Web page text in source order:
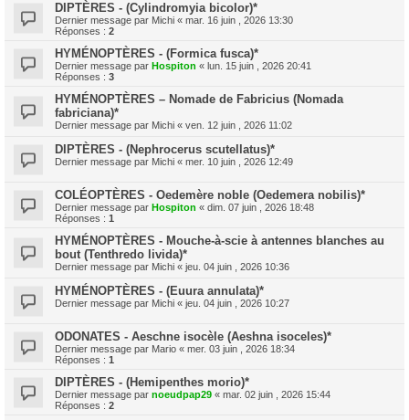
DIPTÈRES - (Cylindromyia bicolor)*
Dernier message par Michi « mar. 16 juin , 2026 13:30
Réponses : 2
HYMÉNOPTÈRES - (Formica fusca)*
Dernier message par Hospiton « lun. 15 juin , 2026 20:41
Réponses : 3
HYMÉNOPTÈRES – Nomade de Fabricius (Nomada
fabriciana)*
Dernier message par Michi « ven. 12 juin , 2026 11:02
DIPTÈRES - (Nephrocerus scutellatus)*
Dernier message par Michi « mer. 10 juin , 2026 12:49
COLÉOPTÈRES - Oedemère noble (Oedemera nobilis)*
Dernier message par Hospiton « dim. 07 juin , 2026 18:48
Réponses : 1
HYMÉNOPTÈRES - Mouche-à-scie à antennes blanches au
bout (Tenthredo livida)*
Dernier message par Michi « jeu. 04 juin , 2026 10:36
HYMÉNOPTÈRES - (Euura annulata)*
Dernier message par Michi « jeu. 04 juin , 2026 10:27
ODONATES - Aeschne isocèle (Aeshna isoceles)*
Dernier message par Mario « mer. 03 juin , 2026 18:34
Réponses : 1
DIPTÈRES - (Hemipenthes morio)*
Dernier message par noeudpap29 « mar. 02 juin , 2026 15:44
Réponses : 2